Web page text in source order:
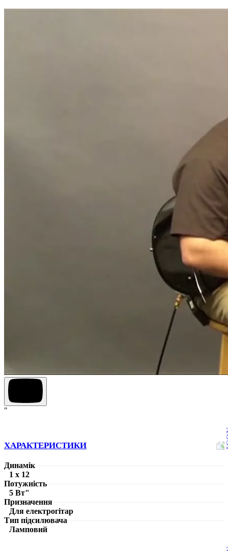
"
ХАРАКТЕРИСТИКИ
Динамік
1 х 12
Потужність
5 Вт"
Призначення
Для електрогітар
Тип підсилювача
Ламповий